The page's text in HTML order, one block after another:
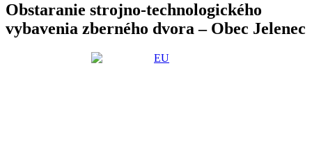
Obstaranie strojno-technologického
vybavenia zberného dvora – Obec Jelenec